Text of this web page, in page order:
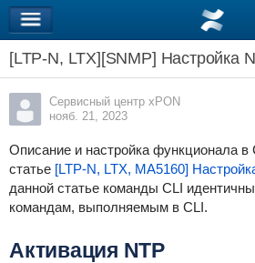
[LTP-N, LTX][SNMP] Настройка
Сервисный центр xPON
нояб. 21, 2023
Описание и настройка функционала в
статье [LTP-N, LTX, MA5160]
данной статье команды CLI
командам, выполняемым в CLI.
Активация NTP